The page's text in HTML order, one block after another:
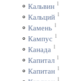
Кальвин 1
Кальций 1
Камень 1
Кампус 1
Канада 1
Капитал 1
Капитан 1
1